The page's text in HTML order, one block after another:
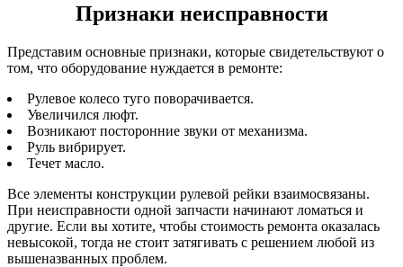
Признаки неисправности
Представим основные признаки, которые свидетельствуют о
том, что оборудование нуждается в ремонте:
Рулевое колесо туго поворачивается.
Увеличился люфт.
Возникают посторонние звуки от механизма.
Руль вибрирует.
Течет масло.
Все элементы конструкции рулевой рейки взаимосвязаны.
При неисправности одной запчасти начинают ломаться и
другие. Если вы хотите, чтобы стоимость ремонта оказалась
невысокой, тогда не стоит затягивать с решением любой из
вышеназванных проблем.